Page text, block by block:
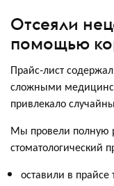
Отсеяли
помощью
Прайс-лист
сложными
привлекало
Мы провели полную
стоматологический
оставили в